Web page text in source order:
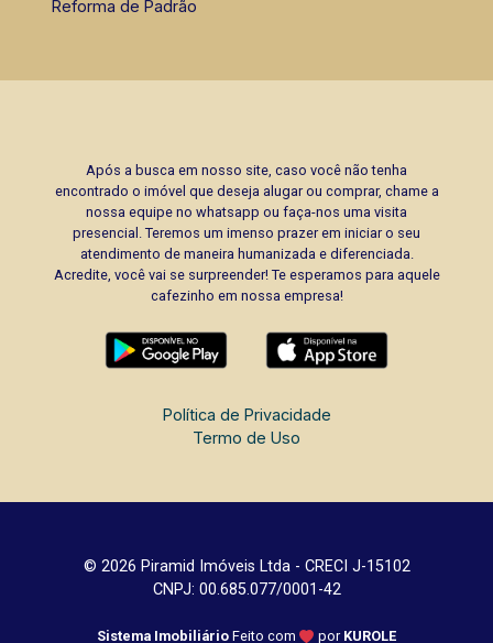
Reforma de Padrão
Após a busca em nosso site, caso você não tenha
encontrado o imóvel que deseja alugar ou comprar, chame a
nossa equipe no whatsapp ou faça-nos uma visita
presencial. Teremos um imenso prazer em iniciar o seu
atendimento de maneira humanizada e diferenciada.
Acredite, você vai se surpreender! Te esperamos para aquele
cafezinho em nossa empresa!
Política de Privacidade
Termo de Uso
© 2026 Piramid Imóveis Ltda - CRECI J-15102
CNPJ: 00.685.077/0001-42
Sistema Imobiliário Feito com por KUROLE